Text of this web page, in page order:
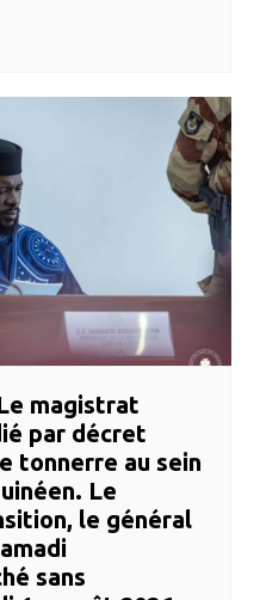
magistrat
par décret
tonnerre au sein
Le
le général
sans